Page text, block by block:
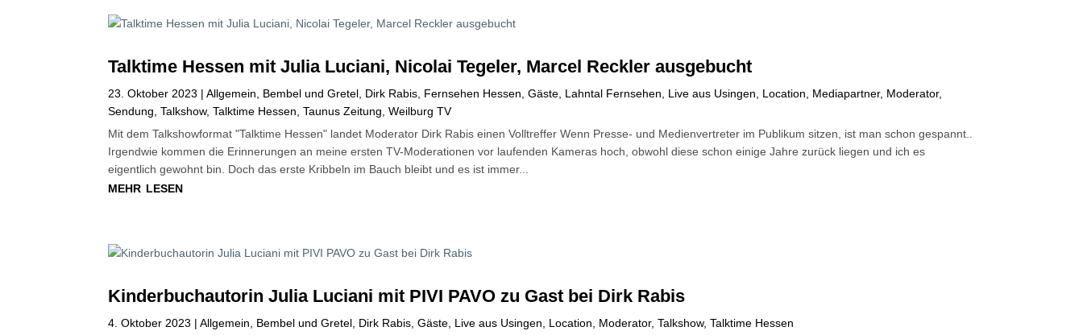
Talktime Hessen mit Julia Luciani, Nicolai Tegeler, Marcel Reckler ausgebucht
23. Oktober 2023 |Allgemein, Bembel und Gretel, Dirk Rabis, Fernsehen Hessen,Gäste, Lahntal Fernsehen, Live aus Usingen, Location, Mediapartner, Moderator,
Sendung,Talkshow,Talktime Hessen,Taunus Zeitung,Weilburg TV
Mit dem Talkshowformat "Talktime Hessen" landet Moderator Dirk Rabis einen Volltreffer Wenn Presse- und Medienvertreter im Publikum sitzen, ist man schon gespannt..
Irgendwie kommen die Erinnerungen an meine ersten TV-Moderationen vor laufenden Kameras hoch, obwohl diese schon einige Jahre zurück liegen und ich es
eigentlich gewohnt bin. Doch das erste Kribbeln im Bauch bleibt und es ist immer...
mehr lesen
Kinderbuchautorin Julia Luciani mit PIVI PAVO zu Gast bei Dirk Rabis
4. Oktober 2023 |Allgemein, Bembel und Gretel, Dirk Rabis,Gäste, Live aus Usingen, Location, Moderator,Talkshow,Talktime Hessen